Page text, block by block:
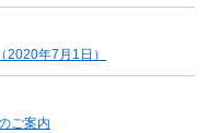
年7月1日）
ご案内